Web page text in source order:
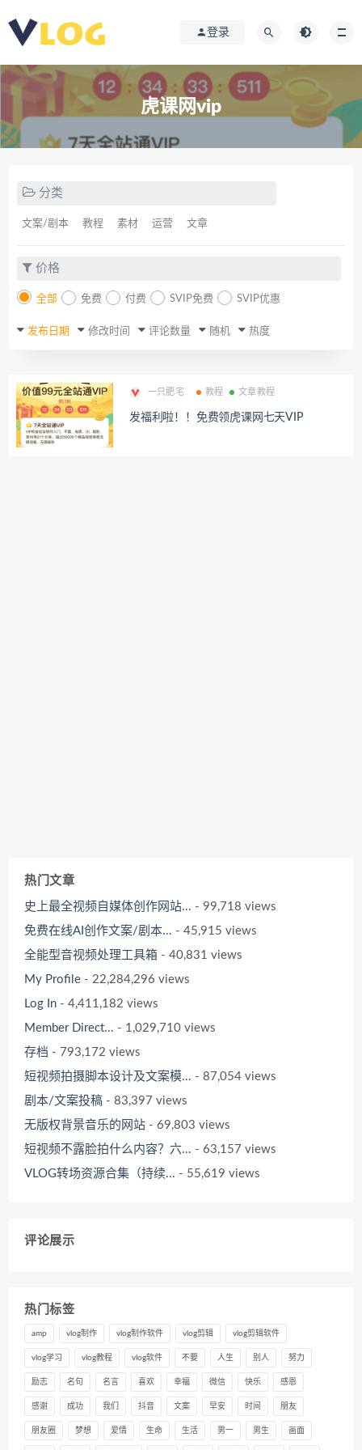
登录
虎课网vip
分类
文案/剧本 教程 素材 运营 文章
价格
全部 免费 付费 SVIP免费 SVIP优惠
发布日期 修改时间 评论数量 随机 热度
一只肥宅 教程 文章教程
发福利啦！！免费领虎课网七天VIP
热门文章
史上最全视频自媒体创作网站... - 99,718 views
免费在线AI创作文案/剧本... - 45,915 views
全能型音视频处理工具箱 - 40,831 views
My Profile - 22,284,296 views
Log In - 4,411,182 views
Member Direct... - 1,029,710 views
存档 - 793,172 views
短视频拍摄脚本设计及文案模... - 87,054 views
剧本/文案投稿 - 83,397 views
无版权背景音乐的网站 - 69,803 views
短视频不露脸拍什么内容？六... - 63,157 views
VLOG转场资源合集（持续... - 55,619 views
评论展示
热门标签
amp vlog制作 vlog制作软件 vlog剪辑 vlog剪辑软件
vlog学习 vlog教程 vlog软件 不要 人生 别人 努力
励志 名句 名言 喜欢 幸福 微信 快乐 感恩
感谢 成功 我们 抖音 文案 早安 时间 朋友
朋友圈 梦想 爱情 生命 生活 男一 男生 画面